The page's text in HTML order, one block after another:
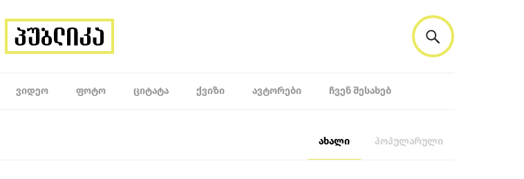
ᲕᲘᲓᲔᲝ ᲤᲝᲢᲝ ᲪᲘᲢᲐᲢᲐ ᲥᲕᲘᲖᲘ ᲐᲕᲢᲝᲠᲔᲑᲘ ᲩᲕᲔᲜ ᲨᲔᲡᲐᲮᲔᲑ
ახალი პოპულარული